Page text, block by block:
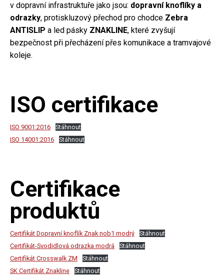
v dopravní infrastruktuře jako jsou: dopravní knoflíky a
odrazky, protiskluzový přechod pro chodce Zebra
ANTISLIP a led pásky ZNAKLINE, které zvyšují
bezpečnost při přecházení přes komunikace a tramvajové
koleje.
ISO certifikace
ISO 9001:2016
Stáhnout
ISO 14001:2016
Stáhnout
Certifikace
produktů
Certifikát Dopravní knoflík Znak nob1 modrý
Stáhnout
Certifikát-Svodidlová odrazka modrá
Stáhnout
Certifikát Crosswalk ZM
Stáhnout
SK Certifikát Znakline
Stáhnout